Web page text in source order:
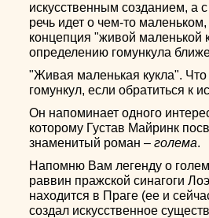
искусственным созданием, а
речь идет о чем-то
концепция "живой маленькой
определению гомункула
"Живая маленькая кукла".
гомункул, если обратиться к
Он напоминает одного
которому Густав Майринк
знаменитый роман –голема.
Напомню Вам легенду о
раввин пражской синагоги
находится в Праге (ее и
создал искусственное